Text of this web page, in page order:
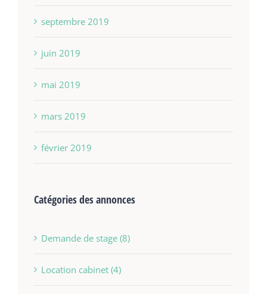
septembre 2019
juin 2019
mai 2019
mars 2019
février 2019
Catégories des annonces
Demande de stage (8)
Location cabinet (4)